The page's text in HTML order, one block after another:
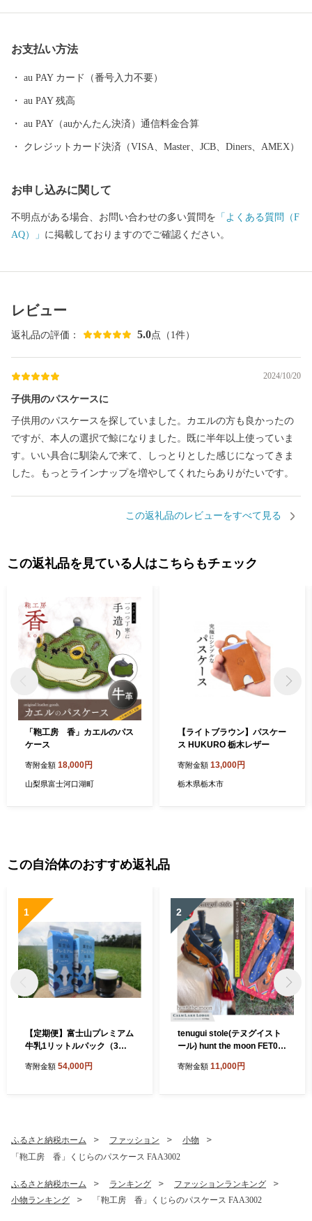
す。 都心から車で約９０分の場所に位置する富士河口湖町では、
河口湖美術館や河口湖ステラシアターなどの文化・観光施設のほ
設も充実しています。 ハーブフェスティバルや紅葉まつりなど季
節を感じることのできるイベントのほかにも、富士山河口湖音楽
祭や、４つの湖で行われる花火大会、マラソンなど多彩なイベン
お支払い方法
au PAY カード（番号入力不要）
au PAY 残高
au PAY（auかんたん決済）通信料金合算
クレジットカード決済（VISA、Master、JCB、Diners、AMEX）
お申し込みに関して
不明点がある場合、お問い合わせの多い質問を 「よくある質問（F
AQ）」 に掲載しておりますのでご確認ください。
レビュー
返礼品の評価： 5.0点（1件）
2024/10/20
子供用のパスケースに
子供用のパスケースを探していました。カエルの方も良かったの
ですが、本人の選択で鯨になりました。既に半年以上使っていま
す。いい具合に馴染んで来て、しっとりとした感じになってきま
した。もっとラインナップを増やしてくれたらありがたいです。
この返礼品のレビューをすべて見る
この返礼品を見ている人はこちらもチェック
「鞄工房 香」カエルのパス
ケース
寄附金額 18,000円
山梨県富士河口湖町
【ライトブラウン】パスケー
ス HUKURO 栃木レザー
寄附金額 13,000円
栃木県栃木市
この自治体のおすすめ返礼品
1
【定期便】富士山プレミアム
牛乳1リットルパック（3本
寄附金額 54,000円
2
tenugui stole(テヌグイスト
ール) hunt the moon FET00
寄附金額 11,000円
ふるさと納税ホーム ファッション
小物
「鞄工房 香」くじらのパスケース FAA3002
ふるさと納税ホーム ランキング
ファッションランキング
小物ランキング
「鞄工房 香」くじらのパスケース FAA3002